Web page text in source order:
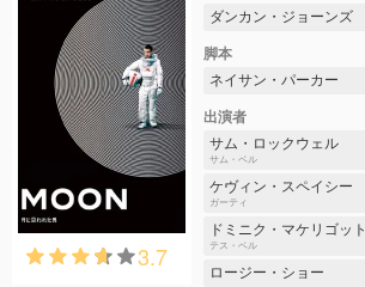
3.7
ダンカン・ジョーンズ
脚本
ネイサン・パーカー
出演者
サム・ロックウェル
サム・ベル
ケヴィン・スペイシー
ガーティ
ドミニク・マケリゴット
テス・ベル
ロージー・ショー